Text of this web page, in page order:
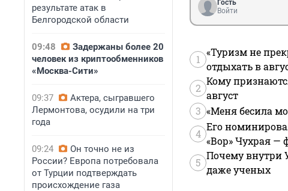
результате атак в
Белгородской области
09:48
Задержаны более 20
человек из криптообменников
«Москва-Сити»
09:37
Актера, сыгравшего
Лермонтова, осудили на три
года
09:24
Он точно не из
России? Европа потребовала
от Турции подтверждать
происхождение газа
Гость
Войти
1
«Туризм не
отдыхать в
2
Кому
август
3 «Меня бесила
4
Его
«Вор» Чухрая —
5
Почему внутри
даже ученых